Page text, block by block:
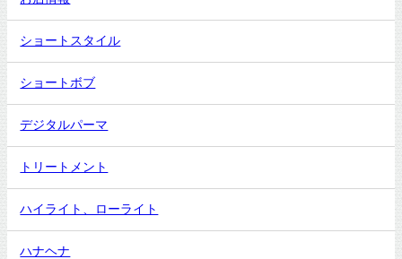
ショートスタイル
ショートボブ
デジタルパーマ
トリートメント
ハイライト、ローライト
ハナヘナ